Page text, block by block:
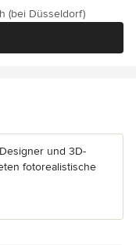
(bei Düsseldorf)
und 3D-
fotorealistische